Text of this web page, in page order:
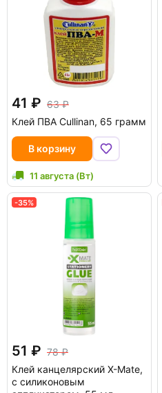
41
63
Клей ПВА Cullinan, 65 грамм
В корзину
11 августа (Вт)
-35%
51
78
Клей канцелярский X-Mate,
с силиконовым